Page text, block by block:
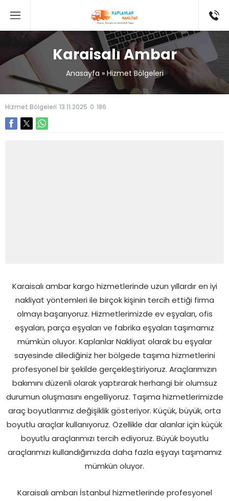
Karaisalı Ambar
Anasayfa » Hizmet Bölgeleri
Hizmet Bölgeleri 13.11.2025 0 186
Karaisalı ambar kargo hizmetlerinde uzun yıllardır en iyi
nakliyat yöntemleri ile birçok kişinin tercih ettiği firma
olmayı başarıyoruz. Hizmetlerimizde ev eşyaları, ofis
eşyaları, parça eşyaları ve fabrika eşyaları taşımamız
mümkün oluyor. Kaplanlar Nakliyat olarak bu eşyalar
sayesinde dilediğiniz her bölgede taşıma hizmetlerini
profesyonel bir şekilde gerçekleştiriyoruz. Araçlarımızın
bakımını düzenli olarak yaptırarak herhangi bir olumsuz
durumun oluşmasını engelliyoruz. Taşıma hizmetlerimizde
araç boyutlarımız değişiklik gösteriyor. Küçük, büyük, orta
boyutlu araçlar kullanıyoruz. Özellikle dar alanlar için küçük
boyutlu araçlarımızı tercih ediyoruz. Büyük boyutlu
araçlarımızı kullandığımızda daha fazla eşyayı taşımamız
mümkün oluyor.
Karaisalı ambarı İstanbul hizmetlerinde profesyonel